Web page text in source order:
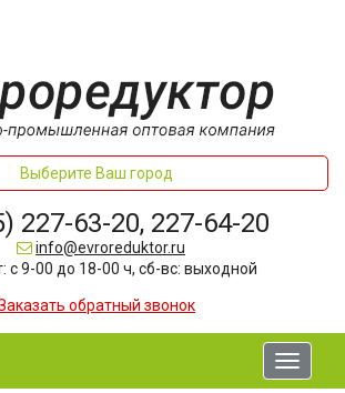
Выберите Ваш город
227-63-20, 227-64-20
info@evroreduktor.ru
с 9-00 до 18-00 ч, сб-вс: выходной
обратный звонок
Toggle